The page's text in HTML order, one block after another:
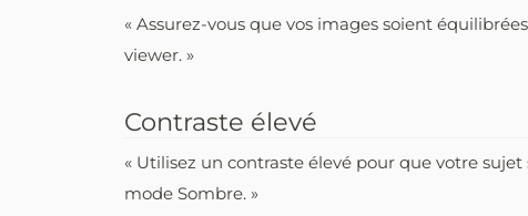
« Assurez-vous que vos images soient
viewer. »
Contraste élevé
« Utilisez un contraste élevé pour que votre
mode Sombre. »